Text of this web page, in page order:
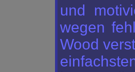
und
wegen
Wood